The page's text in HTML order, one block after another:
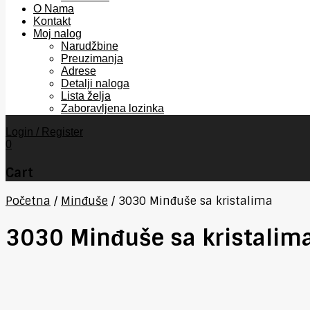
O Nama
Kontakt
Moj nalog
Narudžbine
Preuzimanja
Adrese
Detalji naloga
Lista želja
Zaboravljena lozinka
Login / Register
0
Cart
Početna / Minđuše / 3030 Minđuše sa kristalima
3030 Minđuše sa